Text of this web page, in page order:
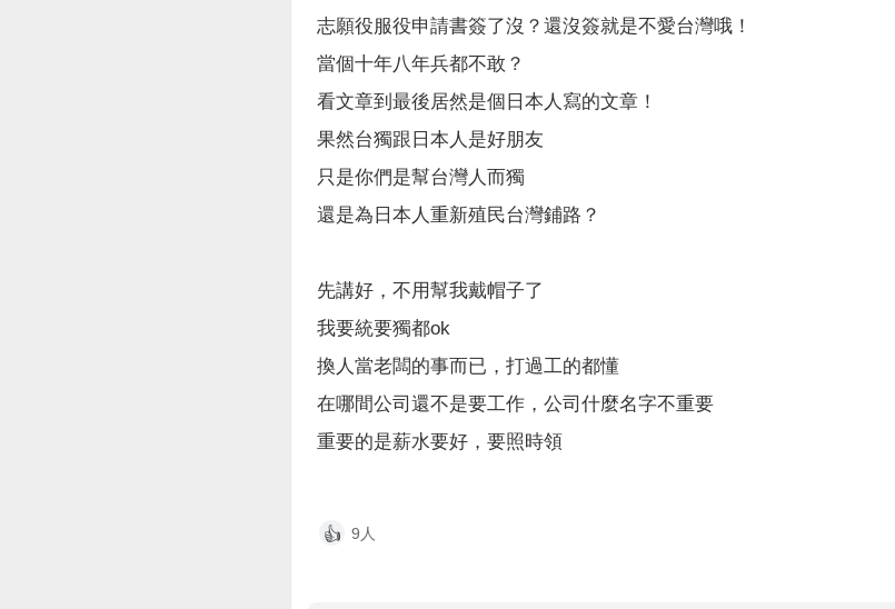
志願役服役申請書簽了沒？還沒簽就是不愛台灣哦！
當個十年八年兵都不敢？
看文章到最後居然是個日本人寫的文章！
果然台獨跟日本人是好朋友
只是你們是幫台灣人而獨
還是為日本人重新殖民台灣鋪路？
先講好，不用幫我戴帽子了
我要統要獨都ok
換人當老闆的事而已，打過工的都懂
在哪間公司還不是要工作，公司什麼名字不重要
重要的是薪水要好，要照時領
👍 9人